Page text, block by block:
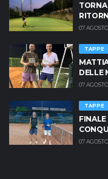
TORNA
07
TAPPE
DELLE
TENGA
07
TAPPE
FINALE
07